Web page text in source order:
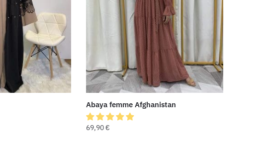
Abaya femme Afghanistan
69,90€